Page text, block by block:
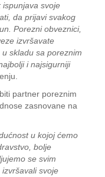
ispunjava svoje
da prijavi svakog
Porezni obveznici,
izvršavate
skladu sa poreznim
i najsigurniji
partner poreznim
zasnovane na
u kojoj ćemo
bolje
se svim
svoje